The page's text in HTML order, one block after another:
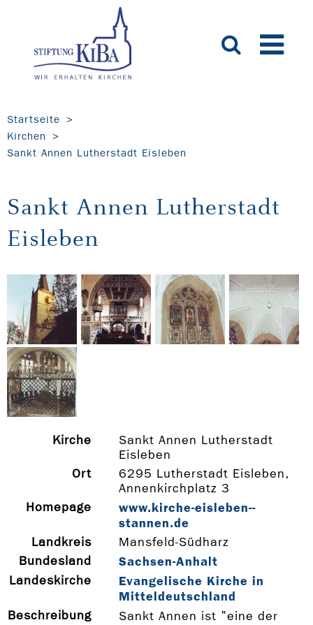
Startseite
Kirchen
Sankt Annen Lutherstadt Eisleben
Sankt Annen Lutherstadt
Eisleben
Kirche
Sankt Annen Lutherstadt
Eisleben
Ort
6295 Lutherstadt Eisleben,
Annenkirchplatz 3
Homepage
www.kirche-­eisleben-­
stannen.de
Landkreis
Mansfeld-Südharz
Bundesland
Sachsen-Anhalt
Landeskirche
Evangelische Kirche in
Mitteldeutschland
Beschreibung
Sankt Annen ist "eine der